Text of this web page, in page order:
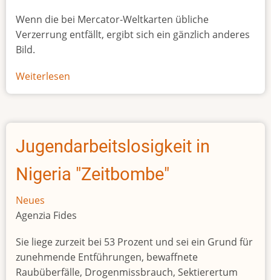
Wenn die bei Mercator-Weltkarten übliche
Verzerrung entfällt, ergibt sich ein gänzlich anderes
Bild.
Weiterlesen
Afrikas
Größe
Jugendarbeitslosigkeit in
Nigeria "Zeitbombe"
Neues
Agenzia Fides
Sie liege zurzeit bei 53 Prozent und sei ein Grund für
zunehmende Entführungen, bewaffnete
Raubüberfälle, Drogenmissbrauch, Sektierertum